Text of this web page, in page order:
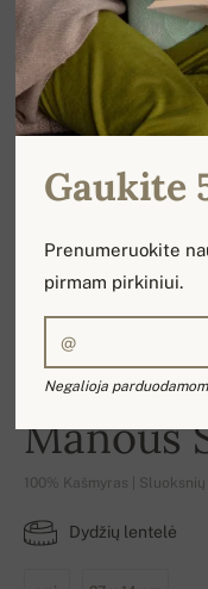
-13%
Manous
100% Kašmyras |
Dydžių lentelė
Gaukite
Prenumeruokite
pirmam pirkiniui.
Negalioja